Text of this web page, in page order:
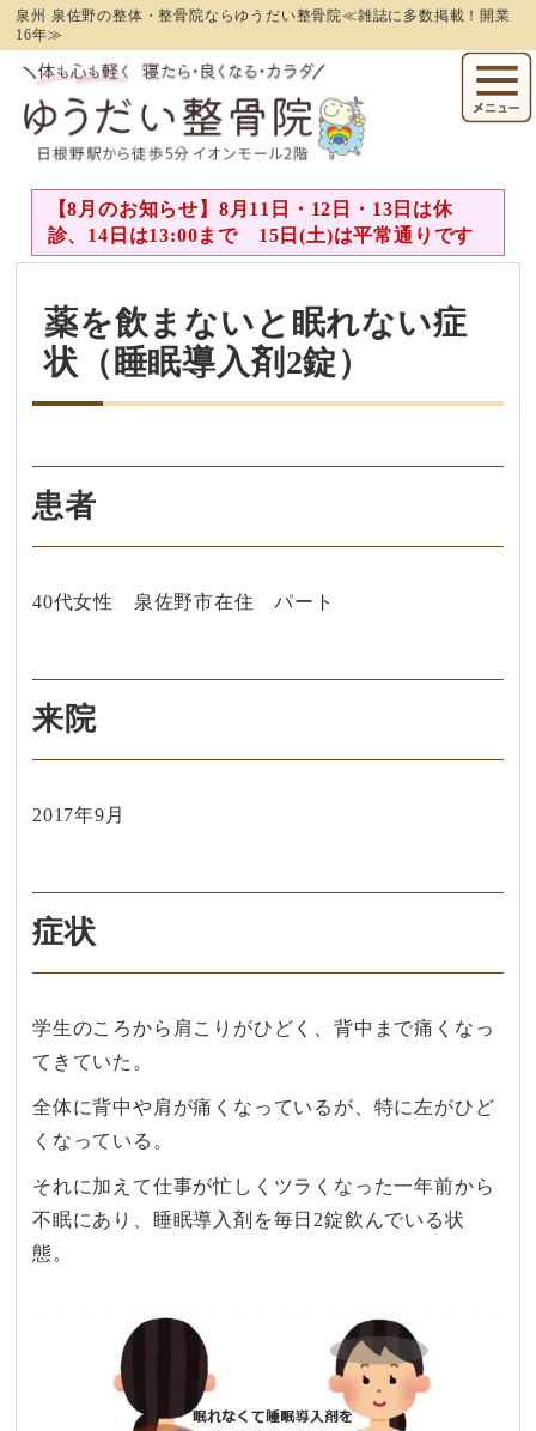
泉州 泉佐野の整体・整骨院ならゆうだい整骨院≪雑誌に多数掲載！開業
16年≫
【8月のお知らせ】8月11日・12日・13日は休
診、14日は13:00まで 15日(土)は平常通りです
薬を飲まないと眠れない症
状（睡眠導入剤2錠）
患者
40代女性 泉佐野市在住 パート
来院
2017年9月
症状
学生のころから肩こりがひどく、背中まで痛くなっ
てきていた。
全体に背中や肩が痛くなっているが、特に左がひど
くなっている。
それに加えて仕事が忙しくツラくなった一年前から
不眠にあり、睡眠導入剤を毎日2錠飲んでいる状
態。